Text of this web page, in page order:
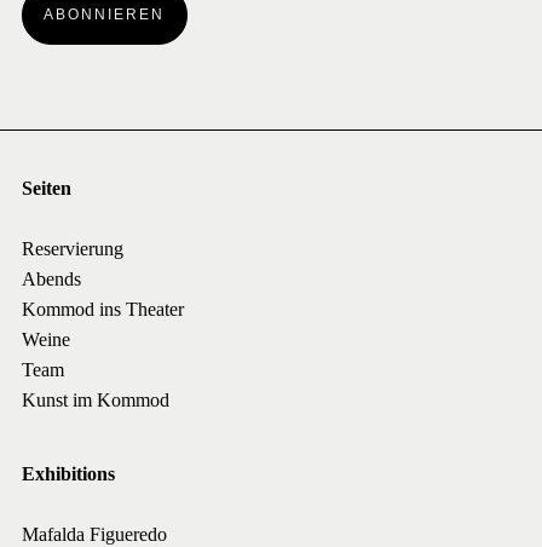
ABONNIEREN
Seiten
Reservierung
Abends
Kommod ins Theater
Weine
Team
Kunst im Kommod
Exhibitions
Mafalda Figueredo